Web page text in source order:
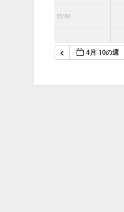
23:00
4月 10の週